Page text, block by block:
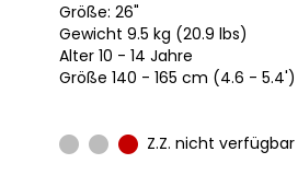
Größe: 26"
Gewicht 9.5 kg (20.9 lbs)
Alter 10 - 14 Jahre
Größe 140 - 165 cm (4.6 - 5.4')
Z.Z. nicht verfügbar